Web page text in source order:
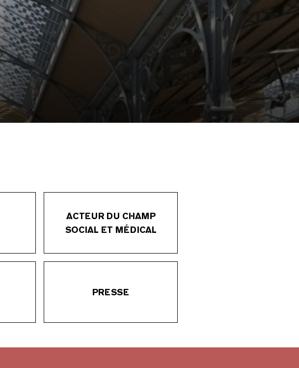
ACTEUR DU CHAMP
SOCIAL ET MÉDICAL
PRESSE